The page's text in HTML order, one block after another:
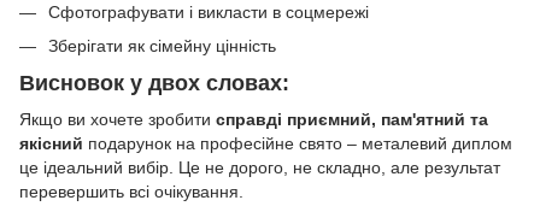
Сфотографувати і викласти в соцмережі
Зберігати як сімейну цінність
Висновок у двох словах:
Якщо ви хочете зробити справді приємний, пам'ятний та
якісний подарунок на професійне свято – металевий диплом
це ідеальний вибір. Це не дорого, не складно, але результат
перевершить всі очікування.